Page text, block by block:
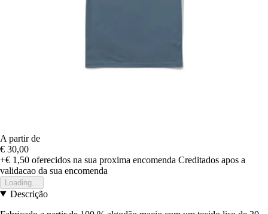
A partir de
€ 30,00
+€ 1,50 oferecidos na sua proxima encomenda Creditados apos a
validacao da sua encomenda
Loading...
Descrição